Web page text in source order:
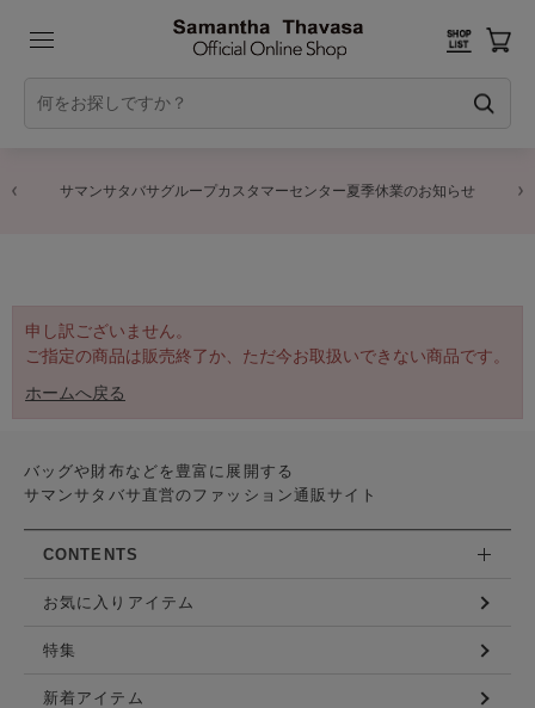
サマンサタバサグループカスタマーセンター夏季休業のお知らせ
申し訳ございません。
ご指定の商品は販売終了か、ただ今お取扱いできない商品です。
ホームへ戻る
バッグや財布などを豊富に展開する
サマンサタバサ直営のファッション通販サイト
CONTENTS
お気に入りアイテム
特集
新着アイテム